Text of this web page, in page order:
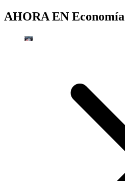
AHORA EN Economía